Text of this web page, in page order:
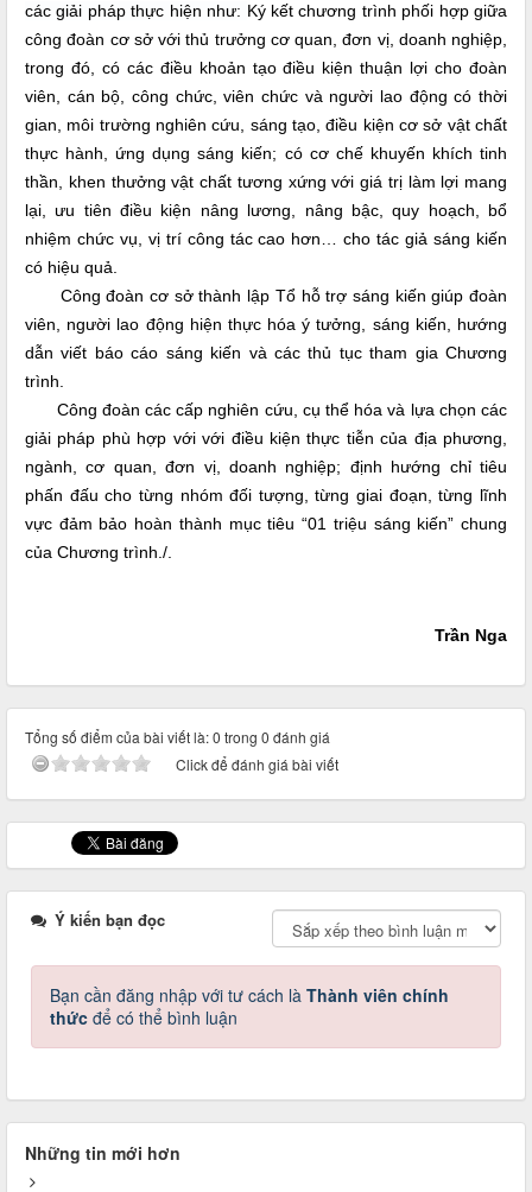
các giải pháp thực hiện như: Ký kết chương trình phối hợp giữa
công đoàn cơ sở với thủ trưởng cơ quan, đơn vị, doanh nghiệp,
trong đó, có các điều khoản tạo điều kiện thuận lợi cho đoàn
viên, cán bộ, công chức, viên chức và người lao động có thời
gian, môi trường nghiên cứu, sáng tạo, điều kiện cơ sở vật chất
thực hành, ứng dụng sáng kiến; có cơ chế khuyến khích tinh
thần, khen thưởng vật chất tương xứng với giá trị làm lợi mang
lại, ưu tiên điều kiện nâng lương, nâng bậc, quy hoạch, bổ
nhiệm chức vụ, vị trí công tác cao hơn… cho tác giả sáng kiến
có hiệu quả.
Công đoàn cơ sở thành lập Tổ hỗ trợ sáng kiến giúp đoàn
viên, người lao động hiện thực hóa ý tưởng, sáng kiến, hướng
dẫn viết báo cáo sáng kiến và các thủ tục tham gia Chương
trình.
Công đoàn các cấp nghiên cứu, cụ thể hóa và lựa chọn các
giải pháp phù hợp với với điều kiện thực tiễn của địa phương,
ngành, cơ quan, đơn vị, doanh nghiệp; định hướng chỉ tiêu
phấn đấu cho từng nhóm đối tượng, từng giai đoạn, từng lĩnh
vực đảm bảo hoàn thành mục tiêu “01 triệu sáng kiến” chung
của Chương trình./.
Trần Nga
Tổng số điểm của bài viết là: 0 trong 0 đánh giá
Click để đánh giá bài viết
Ý kiến bạn đọc
Bạn cần đăng nhập với tư cách là Thành viên chính
thức để có thể bình luận
Những tin mới hơn